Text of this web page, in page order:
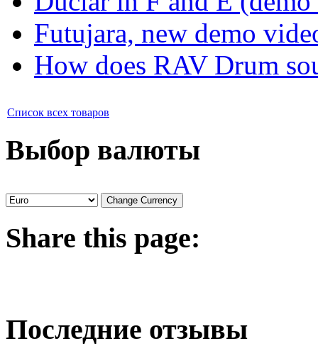
Futujara, new demo
How does RAV Drum
Список всех товаров
Выбор валюты
Share this page:
Последние отзывы